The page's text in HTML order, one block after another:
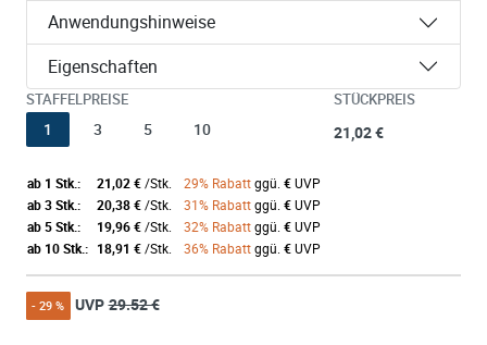
Anwendungshinweise
Eigenschaften
STAFFELPREISE
1 3 5 10
STÜCKPREIS
21,02 €
ab 1 Stk.: 21,02 €/Stk. 29% Rabattggü. €UVP
ab 3 Stk.:
20,38 €/Stk. 31% Rabattggü. €UVP
ab 5 Stk.:
19,96 €/Stk. 32% Rabattggü. €UVP
ab 10 Stk.: 18,91 €/Stk. 36% Rabattggü. €UVP
- 29 % UVP 29.52 €